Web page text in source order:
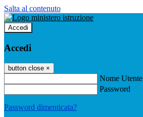
Salta al contenuto
Accedi
Accedi
button close ×
Nome Utente
Password
Password dimenticata?